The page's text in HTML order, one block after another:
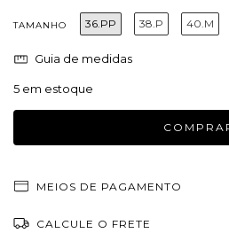
TAMANHO 36.PP 38.P 40.M
Guia de medidas
5 em estoque
MEIOS DE PAGAMENTO
CALCULE O FRETE